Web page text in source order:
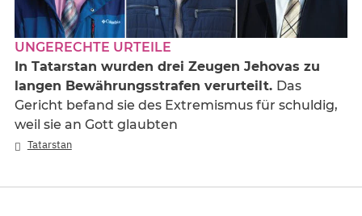
UNGERECHTE URTEILE
In Tatarstan wurden drei Zeugen Jehovas zu
langen Bewährungsstrafen verurteilt. Das
Gericht befand sie des Extremismus für schuldig,
weil sie an Gott glaubten
Tatarstan